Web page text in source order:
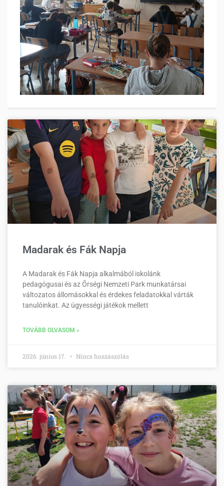
Madarak és Fák Napja
A Madarak és Fák Napja alkalmából iskolánk
pedagógusai és az Őrségi Nemzeti Park munkatársai
változatos állomásokkal és érdekes feladatokkal várták
tanulóinkat. Az ügyességi játékok mellett
TOVÁBB OLVASOM »
2026. június 17. Nincs hozzászólás